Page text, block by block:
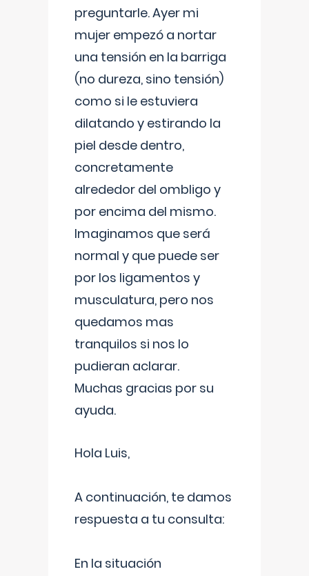
preguntarle. Ayer mi
mujer empezó a nortar
una tensión en la barriga
(no dureza, sino tensión)
como si le estuviera
dilatando y estirando la
piel desde dentro,
concretamente
alrededor del ombligo y
por encima del mismo.
Imaginamos que será
normal y que puede ser
por los ligamentos y
musculatura, pero nos
quedamos mas
tranquilos si nos lo
pudieran aclarar.
Muchas gracias por su
ayuda.
Hola Luis,
A continuación, te damos
respuesta a tu consulta:
En la situación